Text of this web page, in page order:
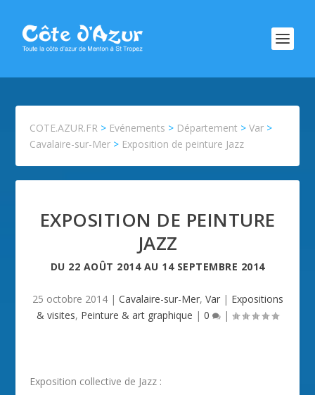
COTE.AZUR.FR > Evénements > Département >Var >
Cavalaire-sur-Mer > Exposition de peinture Jazz
EXPOSITION DE PEINTURE
JAZZ
DU 22 AOÛT 2014AU 14 SEPTEMBRE 2014
25 octobre 2014| Cavalaire-sur-Mer, Var| Expositions
& visites, Peinture & art graphique | 0 |
Exposition collective de Jazz :